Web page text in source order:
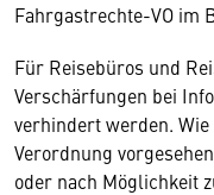
Fahrgastrechte-VO im
Für Reisebüros und
Verschärfungen bei
verhindert werden.
Verordnung
oder nach Möglichkeit